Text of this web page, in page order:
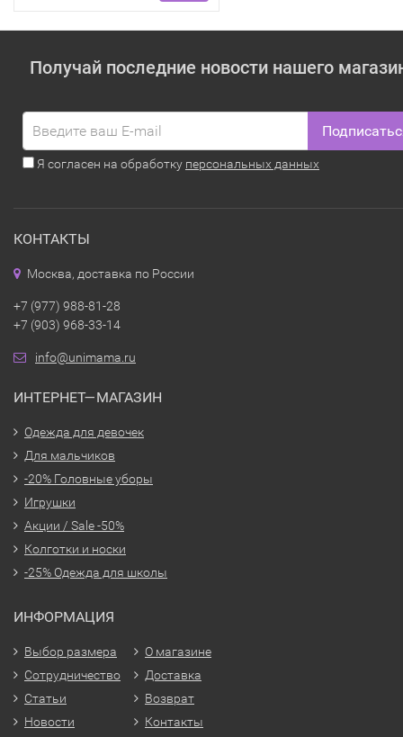
Получай последние новости нашего
Я согласен на обработку персональных данных
КОНТАКТЫ
Москва, доставка по России
+7 (977) 988-81-28
+7 (903) 968-33-14
info@unimama.ru
ИНТЕРНЕТ—МАГАЗИН
Одежда для девочек
Для мальчиков
-20% Головные уборы
Игрушки
Акции / Sale -50%
Колготки и носки
-25% Одежда для школы
ИНФОРМАЦИЯ
Выбор размера
Сотрудничество
Статьи
Новости
О магазине
Доставка
Возврат
Контакты